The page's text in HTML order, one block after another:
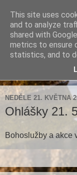
Farnost
Aktuální informace
NEDĚLE 21. KVĚTNA
Ohlášky 21.
Bohoslužby a akce
This site uses
and to analyze
shared with
metrics to ensure
statistics, and to